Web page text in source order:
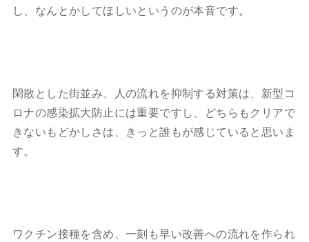
し、なんとかしてほしいというのが本音です。
閑散とした街並み、人の流れを抑制する対策は、新型コ
ロナの感染拡大防止には重要ですし、どちらもクリアで
きないもどかしさは、きっと誰もが感じていると思いま
す。
ワクチン接種を含め、一刻も早い改善への流れを作られ